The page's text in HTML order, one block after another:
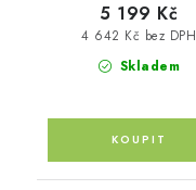
Skladem
4 642 Kč bez DPH
5 199 Kč